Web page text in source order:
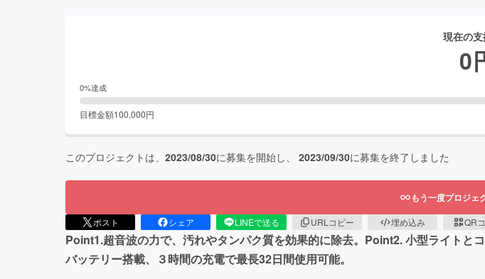
現在の
0
0%達成
目標金額100,000円
このプロジェクトは、 2023/08/30に募集を開始し、 2023/09/30に募集を終了しました
もう一度プロジェ
ポスト シェア LINEで送る URLコピー 埋め込み QR
Point1.超音波の力で、汚れやタンパク質を効果的に除去。Point2. 小型ライト
バッテリー搭載、３時間の充電で最長32日間使用可能。